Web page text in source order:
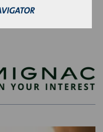
können unvollständig sein